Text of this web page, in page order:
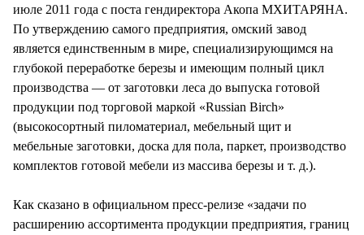
июле 2011 года с поста гендиректора Акопа МХИТАРЯНА.
По утверждению самого предприятия, омский завод
является единственным в мире, специализирующимся на
глубокой переработке березы и имеющим полный цикл
производства — от заготовки леса до выпуска готовой
продукции под торговой маркой «Russian Birch»
(высокосортный пиломатериал, мебельный щит и
мебельные заготовки, доска для пола, паркет, производство
комплектов готовой мебели из массива березы и т. д.).
Как сказано в официальном пресс-релизе «задачи по
расширению ассортимента продукции предприятия, границ